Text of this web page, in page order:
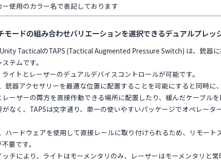
使用のカラー名で表記しております
モードの組み合わせバリエーションを選択できるデュアルプレッ
TacticalのTAPS (Tactical Augmented Pressure Switch) は、銃器
テムです。
イトとレーザーのデュアルデバイスコントロールが可能です。
銃器アクセサリーを最適な位置に配置することを可能にすると同時に
レーザーの両方を直接作動できる場所に配置したり、緩んだケーブル
がなく、TAPSは文字通り、単一の使いやすいパッケージでオペレータ
ハードウェアを使用して直接レールに取り付けられるため、リモー
要です。
ッチにより、ライトはモーメンタリのみ、レーザーはモーメンタリと常